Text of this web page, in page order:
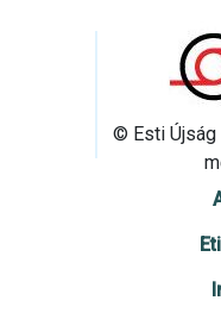
© Esti Újság